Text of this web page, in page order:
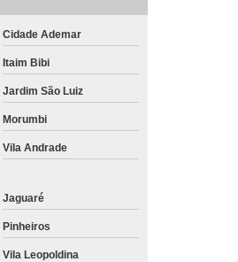
Redler
Transportadoras
Redler
Industriais
Saliente
Cidade Ademar
Itaim Bibi
Jardim São Luiz
Morumbi
Vila Andrade
Jaguaré
Pinheiros
Vila Leopoldina